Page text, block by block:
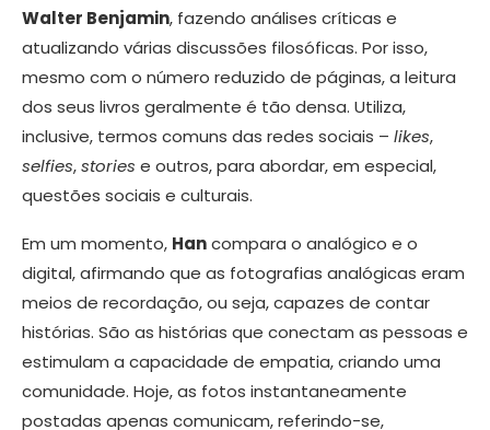
Walter Benjamin, fazendo análises críticas e
atualizando várias discussões filosóficas. Por isso,
mesmo com o número reduzido de páginas, a leitura
dos seus livros geralmente é tão densa. Utiliza,
inclusive, termos comuns das redes sociais – likes,
selfies,stories e outros, para abordar, em especial,
questões sociais e culturais.
Em um momento, Hancompara o analógico e o
digital, afirmando que as fotografias analógicas eram
meios de recordação, ou seja, capazes de contar
histórias. São as histórias que conectam as pessoas e
estimulam a capacidade de empatia, criando uma
comunidade. Hoje, as fotos instantaneamente
postadas apenas comunicam, referindo-se,